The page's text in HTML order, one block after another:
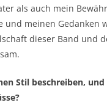
als auch mein
und meinen Gedanken
dieser Band und
Stil beschreiben,